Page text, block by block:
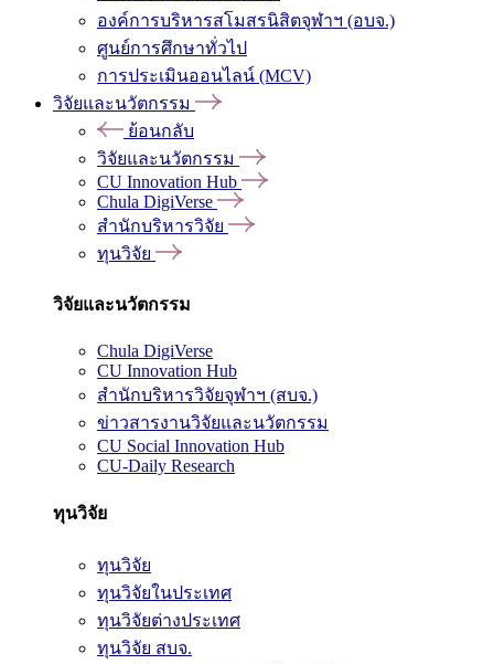
องค์การบริหารสโมสรนิสิตจุฬาฯ (อบจ.)
ศูนย์การศึกษาทั่วไป
การประเมินออนไลน์ (MCV)
วิจัยและนวัตกรรม
ย้อนกลับ
วิจัยและนวัตกรรม
CU Innovation Hub
Chula DigiVerse
สำนักบริหารวิจัย
ทุนวิจัย
วิจัยและนวัตกรรม
Chula DigiVerse
CU Innovation Hub
สำนักบริหารวิจัยจุฬาฯ (สบจ.)
ข่าวสารงานวิจัยและนวัตกรรม
CU Social Innovation Hub
CU-Daily Research
ทุนวิจัย
ทุนวิจัย
ทุนวิจัยในประเทศ
ทุนวิจัยต่างประเทศ
ทุนวิจัย สบจ.